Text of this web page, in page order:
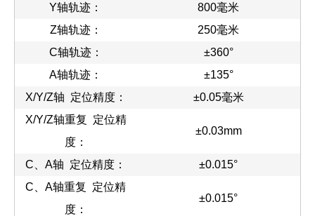
Y轴轨迹：
800毫米
Z轴轨迹：
250毫米
C轴轨迹：
±360°
A轴轨迹：
±135°
X/Y/Z轴 定位精度：
±0.05毫米
X/Y/Z轴重复 定位精
度：
±0.03mm
C、A轴 定位精度：
±0.015°
C、A轴重复 定位精
度：
±0.015°